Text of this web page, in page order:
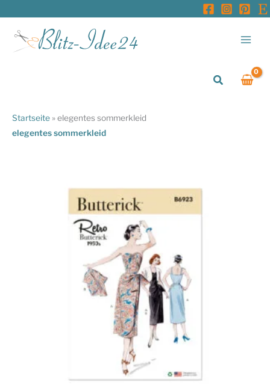
springen
Suchen
Startseite »elegentes sommerkleid
elegentes sommerkleid